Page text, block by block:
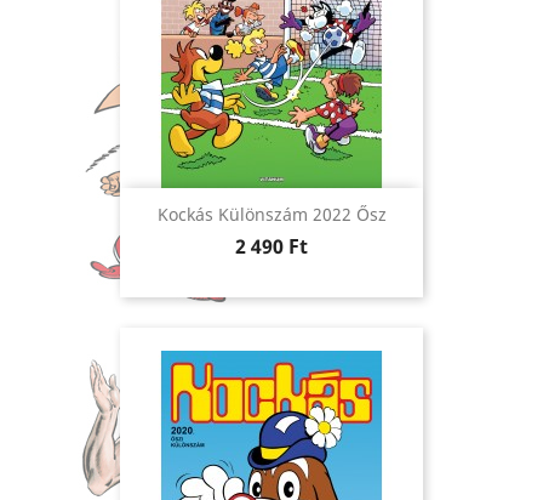
Kockás Különszám 2022 Ősz
Ár
2 490 Ft